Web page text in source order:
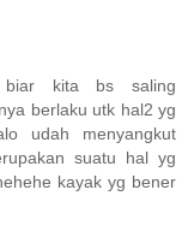
biar kita bs saling
berlaku utk hal2 yg
udah menyangkut
suatu hal yg
kayak yg bener